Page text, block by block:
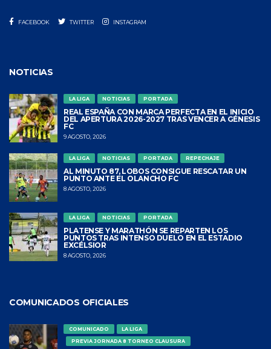
FACEBOOK TWITTER INSTAGRAM
NOTICIAS
LA LIGA NOTICIAS PORTADA
REAL ESPAÑA CON MARCA PERFECTA EN EL INICIO
DEL APERTURA 2026-2027 TRAS VENCER A GÉNESIS
FC
9 AGOSTO, 2026
LA LIGA NOTICIAS PORTADA REPECHAJE
AL MINUTO 87, LOBOS CONSIGUE RESCATAR UN
PUNTO ANTE EL OLANCHO FC
8 AGOSTO, 2026
LA LIGA NOTICIAS PORTADA
PLATENSE Y MARATHÓN SE REPARTEN LOS
PUNTOS TRAS INTENSO DUELO EN EL ESTADIO
EXCÉLSIOR
8 AGOSTO, 2026
COMUNICADOS OFICIALES
COMUNICADO
LA LIGA
PREVIA JORNADA 8 TORNEO CLAUSURA